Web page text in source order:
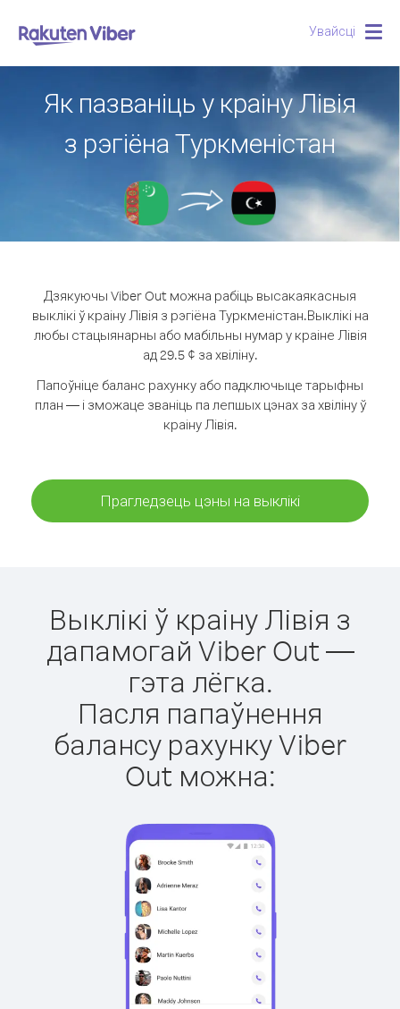
Увайсці
Як пазваніць у краіну Лівія
з рэгіёна Туркменістан
Дзякуючы Viber Out можна рабіць высакаякасныя
выклікі ў краіну Лівія з рэгіёна Туркменістан.Выклікі на
любы стацыянарны або мабільны нумар у краіне Лівія
ад 29.5 ¢ за хвіліну.
Папоўніце баланс рахунку або падключыце тарыфны
план — і зможаце званіць па лепшых цэнах за хвіліну ў
краіну Лівія.
Прагледзець цэны на выклікі
Выклікі ў краіну Лівія з
дапамогай Viber Out —
гэта лёгка.
Пасля папаўнення
балансу рахунку Viber
Out можна: